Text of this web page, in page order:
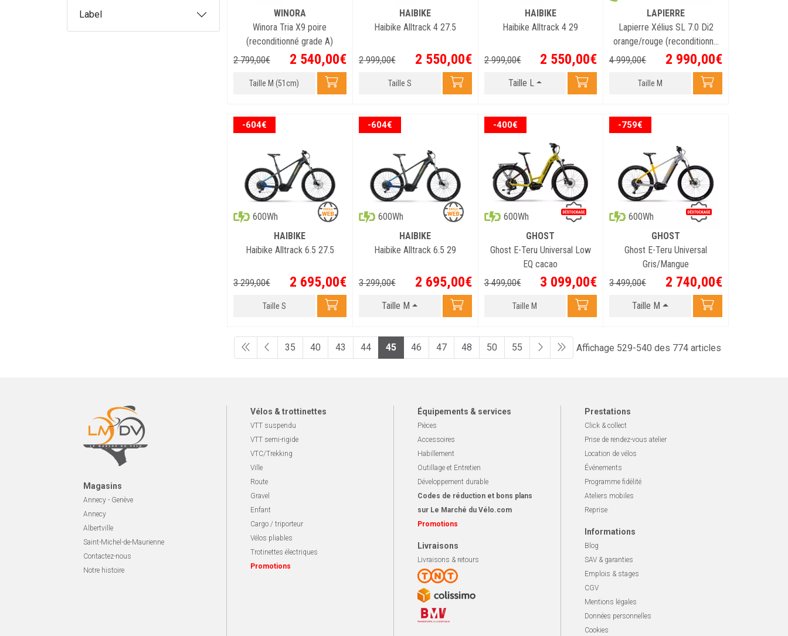
WINORA
Winora Tria X9 poire
(reconditionné grade A)
2 799,00€ 2 540,00€
Taille M (51cm)
HAIBIKE
Haibike Alltrack 4 27.5
2 999,00€ 2 550,00€
Taille S
HAIBIKE
Haibike Alltrack 4 29
2 999,00€ 2 550,00€
Taille L
LAPIERRE
Lapierre Xélius SL 7.0 Di2
orange/rouge (reconditionné
grade A)
4 999,00€ 2 990,00€
Taille M
-604€
600Wh
HAIBIKE
Haibike Alltrack 6.5 27.5
3 299,00€ 2 695,00€
Taille S
-604€
600Wh
HAIBIKE
Haibike Alltrack 6.5 29
3 299,00€ 2 695,00€
Taille M
-400€
600Wh
GHOST
Ghost E-Teru Universal Low
EQ cacao
3 499,00€ 3 099,00€
Taille M
-759€
600Wh
GHOST
Ghost E-Teru Universal
Gris/Mangue
3 499,00€ 2 740,00€
Taille M
Affichage 529-540 des 774 articles
35 40 43 44 45 46 47 48 50 55
Label
Magasins
Annecy - Genève
Annecy
Albertville
Saint-Michel-de-Maurienne
Contactez-nous
Notre histoire
Vélos & trottinettes
VTT suspendu
VTT semi-rigide
VTC/Trekking
Ville
Route
Gravel
Enfant
Cargo / triporteur
Vélos pliables
Trotinettes électriques
Promotions
Équipements & services
Pièces
Accessoires
Habillement
Outillage et Entretien
Développement durable
Codes de réduction et bons plans
sur Le Marché du Vélo.com
Promotions
Livraisons
Livraisons & retours
Prestations
Click & collect
Prise de rendez-vous atelier
Location de vélos
Événements
Programme fidélité
Ateliers mobiles
Reprise
Informations
Blog
SAV & garanties
Emplois & stages
CGV
Mentions légales
Données personnelles
Cookies